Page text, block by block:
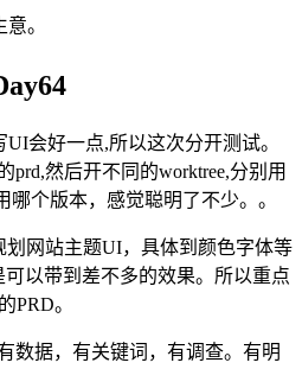
。
UI会好一点,所以这次分开测试。
prd,然后开不同的worktree,分别用
哪个版本，感觉聪明了不少。。
划网站主题UI，具体到颜色字体等
以带到差不多的效果。所以重点
PRD。
数据，有关键词，有调查。有明